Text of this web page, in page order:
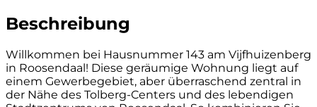
Beschreibung
Willkommen bei Hausnummer 143 am Vijfhuizenberg
in Roosendaal! Diese geräumige Wohnung liegt auf
einem Gewerbegebiet, aber überraschend zentral in
der Nähe des Tolberg-Centers und des lebendigen